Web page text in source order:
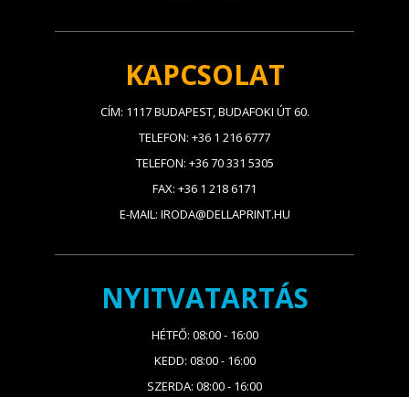
KAPCSOLAT
CÍM: 1117 BUDAPEST, BUDAFOKI ÚT 60.
TELEFON: +36 1 216 6777
TELEFON: +36 70 331 5305
FAX: +36 1 218 6171
E-MAIL: IRODA@DELLAPRINT.HU
NYITVATARTÁS
HÉTFŐ: 08:00 - 16:00
KEDD: 08:00 - 16:00
SZERDA: 08:00 - 16:00